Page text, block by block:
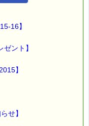
ございます。
VOL.827号
16】
ント】
】
せ】